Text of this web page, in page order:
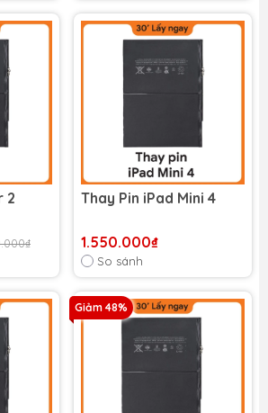
2 Thay Pin iPad Mini 4
1.550.000₫
So sánh
Giảm 48%